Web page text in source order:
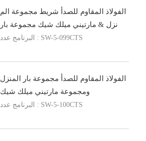
الفولاذ المقاوم للصدأ شريط مجموعة الم
نزل & مارتيني ميلك شيك مجموعة بار
البرنامج عدد : SW-5-099CTS
الفولاذ المقاوم للصدأ مجموعة بار المنزل
ومجموعة مارتيني ميلك شيك
البرنامج عدد : SW-5-100CTS